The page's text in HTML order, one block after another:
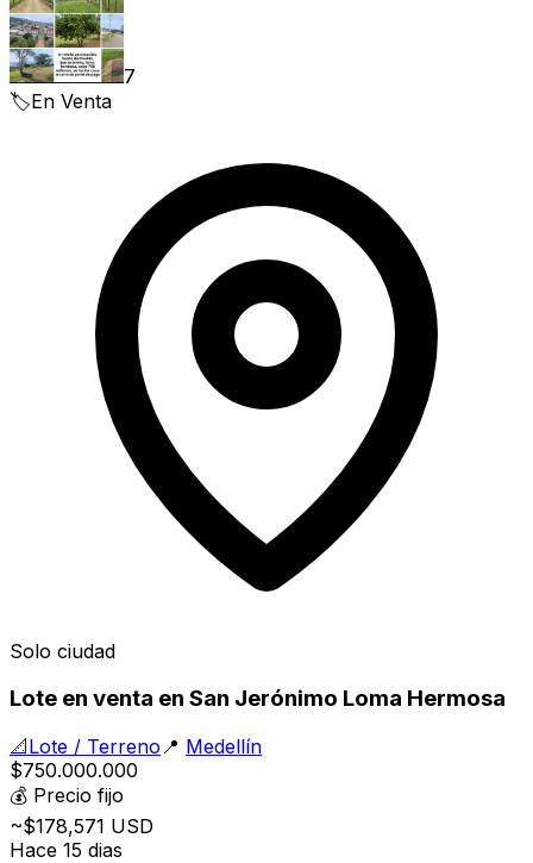
7
🏷️En Venta
Solo ciudad
Lote en venta en San Jerónimo Loma Hermosa
📐Lote / Terreno 📍 Medellín
$750.000.000
💰 Precio fijo
~$178,571 USD
Hace 15 dias